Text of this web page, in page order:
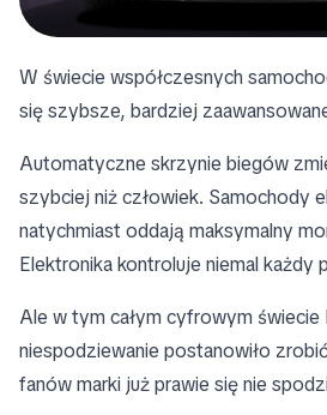
W świecie współczesnych
się szybsze, bardziej
Automatyczne skrzynie biegów
szybciej niż człowiek. Samochody
natychmiast oddają maksymalny
Elektronika kontroluje niemal każdy
Ale w tym całym cyfrowym świecie
niespodziewanie postanowiło
fanów marki już prawie się nie